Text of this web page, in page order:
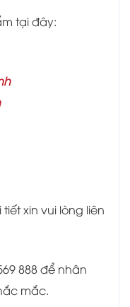
tại đây:
xin vui lòng liên
888 để nhân
mắc.